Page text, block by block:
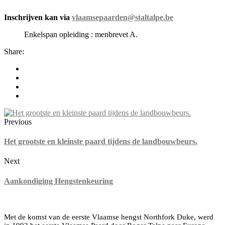
Inschrijven kan via vlaamsepaarden@staltalpe.be
Enkelspan opleiding : menbrevet A.
Share:
Previous
Het grootste en kleinste paard tijdens de landbouwbeurs.
Next
Aankondiging Hengstenkeuring
Met de komst van de eerste Vlaamse hengst Northfork Duke, werd